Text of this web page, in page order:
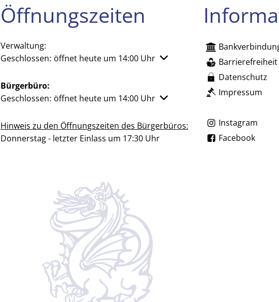
Öffnungszeiten
Verwaltung:
Klicken, um weitere Öffnungs- oder Schließzeiten auszublenden
Geschlossen: öffnet heute um 14:00 Uhr
Bürgerbüro:
Klicken, um weitere Öffnungs- oder Schließzeiten auszublenden
Geschlossen: öffnet heute um 14:00 Uhr
Hinweis zu den Öffnungszeiten des Bürgerbüros:
Donnerstag - letzter Einlass um 17:30 Uhr
Barrierefreiheit
Datenschutz
Impressum
Instagram
Facebook